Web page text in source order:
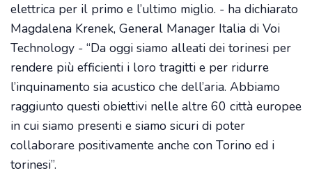
elettrica per il primo e l’ultimo miglio. - ha dichiarato
Magdalena Krenek, General Manager Italia di Voi
Technology - “Da oggi siamo alleati dei torinesi per
rendere più efficienti i loro tragitti e per ridurre
l’inquinamento sia acustico che dell’aria. Abbiamo
raggiunto questi obiettivi nelle altre 60 città europee
in cui siamo presenti e siamo sicuri di poter
collaborare positivamente anche con Torino ed i
torinesi”.